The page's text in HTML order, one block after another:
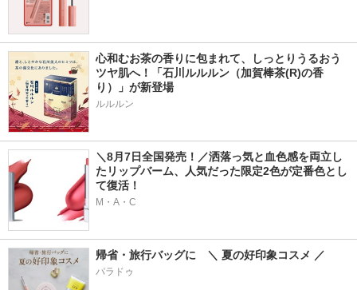
心和むお茶の香りに包まれて、しっとりうるおう
ツヤ肌へ！「石川ルルルン（加賀棒茶(R)の香
り）」が新登場
＼8月7日全国発売！／洒落っ気と血色感を両立し
たリップバーム、人気だった限定2色が定番色とし
て復活！
M・A・C
帰省・旅行バッグに　＼ 夏の好印象コスメ ／
パラドゥ